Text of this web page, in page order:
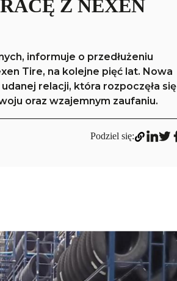
Z NEXEN
informuje o przedłużeniu
Tire, na kolejne pięć lat. Nowa
relacji, która rozpoczęła się
oraz wzajemnym zaufaniu.
Podziel się: